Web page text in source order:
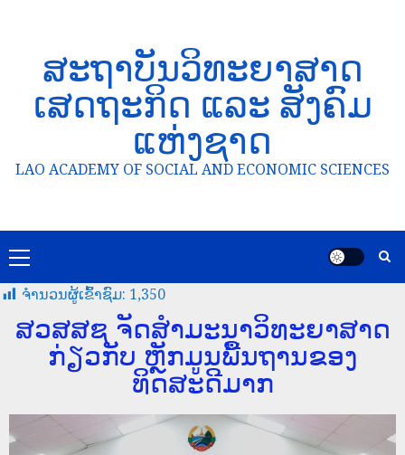
ສະຖາບັນວິທະຍາສາດ
ເສດຖະກິດ ແລະ ສັງຄົມ
ແຫ່ງຊາດ
LAO ACADEMY OF SOCIAL AND ECONOMIC SCIENCES
ຈໍານວນຜູ້ເຂົ້າຊົມ: 1,350
ສວສສຊ ຈັດສຳມະນາວິທະຍາສາດ
ກ່ຽວກັບ ຫຼັກມູນພື້ນຖານຂອງ
ທິດສະດີມາກ